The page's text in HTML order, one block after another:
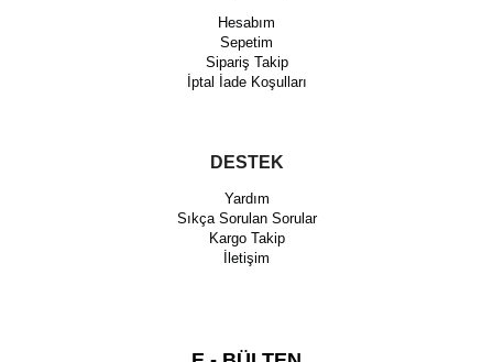
Hesabım
Sepetim
Sipariş Takip
İptal İade Koşulları
DESTEK
Yardım
Sıkça Sorulan Sorular
Kargo Takip
İletişim